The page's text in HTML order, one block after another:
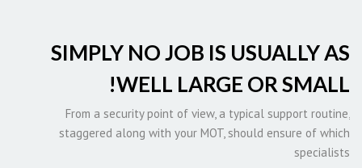
SIMPLY NO JOB IS USUALLY AS
WELL LARGE OR SMALL!
From a security point of view, a typical support routine,
staggered along with your MOT, should ensure of which
specialists